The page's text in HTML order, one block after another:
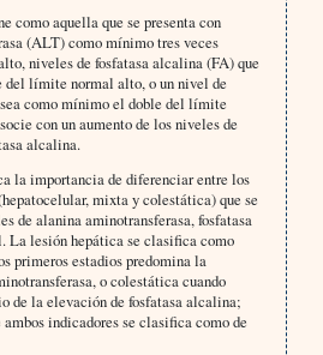
como aquella que se presenta con
(ALT) como mínimo tres veces
niveles de fosfatasa alcalina (FA) que
del límite normal alto, o un nivel de
como mínimo el doble del límite
con un aumento de los niveles de
alcalina.
la importancia de diferenciar entre los
mixta y colestática) que se
de alanina aminotransferasa, fosfatasa
lesión hepática se clasifica como
primeros estadios predomina la
o colestática cuando
de la elevación de fosfatasa alcalina;
ambos indicadores se clasifica como de